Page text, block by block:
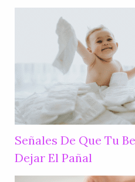
Señales De Que Tu
Dejar El Pañal